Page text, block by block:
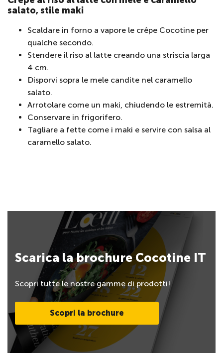
salato, stile maki
Scaldare in forno a vapore le crêpe Cocotine per
qualche secondo.
Stendere il riso al latte creando una striscia larga
4 cm.
Disporvi sopra le mele candite nel caramello
salato.
Arrotolare come un maki, chiudendo le estremità.
Conservare in frigorifero.
Tagliare a fette come i maki e servire con salsa al
caramello salato.
Scarica la brochure Cocotine IT
Scopri tutte le nostre gamme di prodotti!
Scopri la brochure